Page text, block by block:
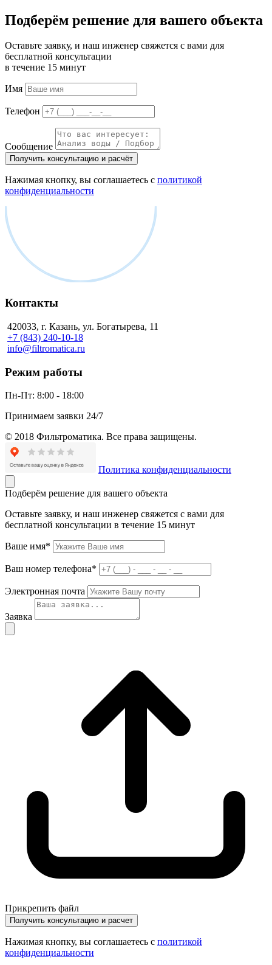
Подберём решение для вашего объекта
Оставьте заявку, и наш инженер свяжется с вами для
бесплатной консультации
в течение 15 минут
Имя
Телефон
Сообщение
Получить консультацию и расчёт
Нажимая кнопку, вы соглашаетесь с политикой
конфиденциальности
Контакты
420033, г. Казань, ул. Богатырева, 11
+7 (843) 240-10-18
info@filtromatica.ru
Режим работы
Пн-Пт: 8:00 - 18:00
Принимаем заявки 24/7
© 2018 Фильтроматика. Все права защищены.
Политика конфиденциальности
Подберём решение для вашего объекта
Оставьте заявку, и наш инженер свяжется с вами для
бесплатной консультации в течение 15 минут
Ваше имя*
Ваш номер телефона*
Электронная почта
Заявка
Прикрепить файл
Получить консультацию и расчет
Нажимая кнопку, вы соглашаетесь с политикой
конфиденциальности